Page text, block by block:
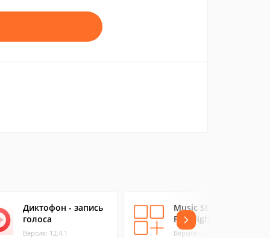
Диктофон - запись
голоса
Версия: 12.4.1
Music Strobe
Flashlight
Версия: 1.0.1